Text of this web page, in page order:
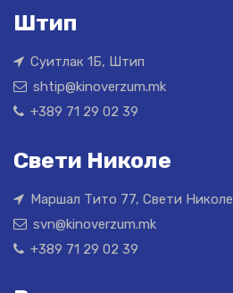
Штип
Суитлак 1Б, Штип
shtip@kinoverzum.mk
+389 71 29 02 39
Свети Николе
Маршал Тито 77, Свети Николе
svn@kinoverzum.mk
+389 71 29 02 39